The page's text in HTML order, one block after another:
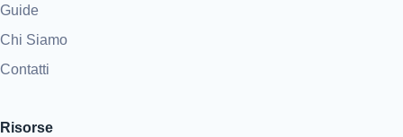
Guide
Chi Siamo
Contatti
Risorse